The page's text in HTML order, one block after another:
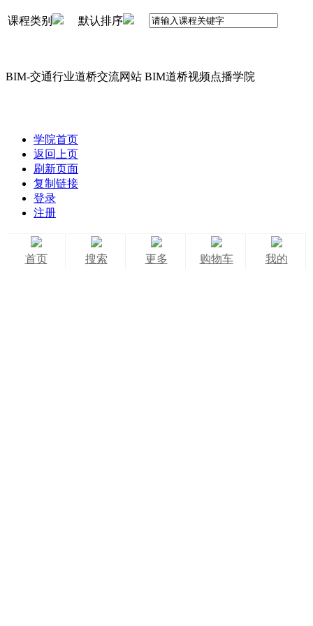
课程类别 默认排序
BIM-交通行业道桥交流网站 BIM道桥视频点播学院
学院首页
返回上页
刷新页面
复制链接
登录
注册
首页 搜索 更多 购物车 我的